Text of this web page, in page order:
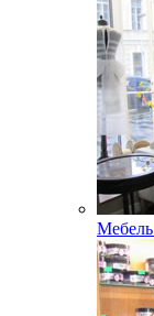
Мебель